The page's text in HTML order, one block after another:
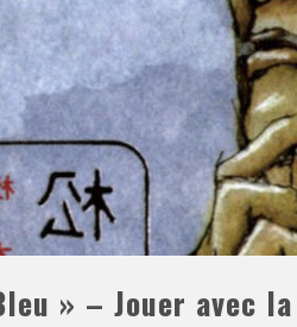
» – Jouer avec